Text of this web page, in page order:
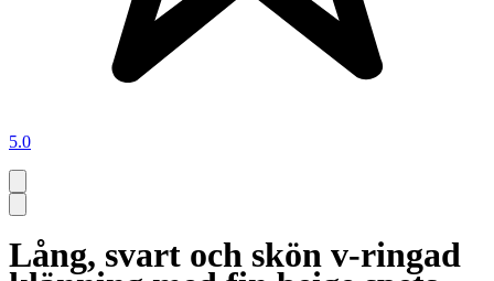
5.0
Lång, svart och skön v-ringad